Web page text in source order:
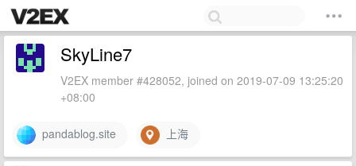
SkyLine7
V2EX member #428052, joined on 2019-07-09 13:25:20
+08:00
pandablog.site 上海